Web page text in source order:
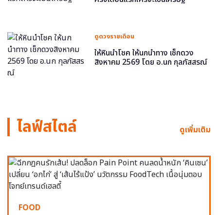
ดูดวงรายเดือน
ให้หินนำโชค ให้นกนำทาง เช็กดวง
สิงหาคม 2569 โดย อ.นก กุลภัสสรณ์
ไลฟ์สไตล์ ดูเพิ่มเติม
FOOD